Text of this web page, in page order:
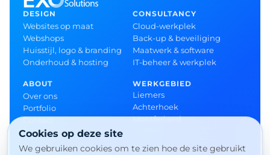
DESIGN
Websites op maat
Webshops
Huisstijl, logo & branding
Onderhoud & hosting
CONSULTANCY
Cloud-werkplek
Back-up & beveiliging
Maatwerk & software
IT-beheer & werkplek
ABOUT
Over ons
Portfolio
WERKGEBIED
Liemers
Achterhoek
Montferland
Doetinchem
Cookies op deze site
We gebruiken cookies om te zien hoe de site gebruikt